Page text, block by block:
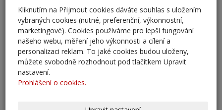
ZŠ Český Brod, Žitomířská 885, Mgr. Petra
Cenigrová
FOTKY
AKTUALITY
Kliknutím na Přijmout cookies dáváte souhlas s uložením
vybraných cookies (nutné, preferenční, výkonnostní,
marketingové). Cookies používáme pro lepší fungování
našeho webu, měření jeho výkonnosti a cílení a
personalizaci reklam. To jaké cookies budou uloženy,
můžete svobodně rozhodnout pod tlačítkem Upravit
nastavení.
Prohlášení o cookies.